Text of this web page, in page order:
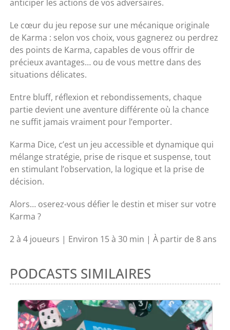
anticiper les actions de vos adversaires.
Le cœur du jeu repose sur une mécanique originale
de Karma : selon vos choix, vous gagnerez ou perdrez
des points de Karma, capables de vous offrir de
précieux avantages… ou de vous mettre dans des
situations délicates.
Entre bluff, réflexion et rebondissements, chaque
partie devient une aventure différente où la chance
ne suffit jamais vraiment pour l’emporter.
Karma Dice, c’est un jeu accessible et dynamique qui
mélange stratégie, prise de risque et suspense, tout
en stimulant l’observation, la logique et la prise de
décision.
Alors… oserez-vous défier le destin et miser sur votre
Karma ?
2 à 4 joueurs | Environ 15 à 30 min | À partir de 8 ans
PODCASTS SIMILAIRES